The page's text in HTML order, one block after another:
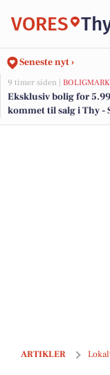
VORES
Seneste nyt ›
9 timer siden |
Eksklusiv bolig for
kommet til salg i Thy -
boliger her
ARTIKLER
Unge med